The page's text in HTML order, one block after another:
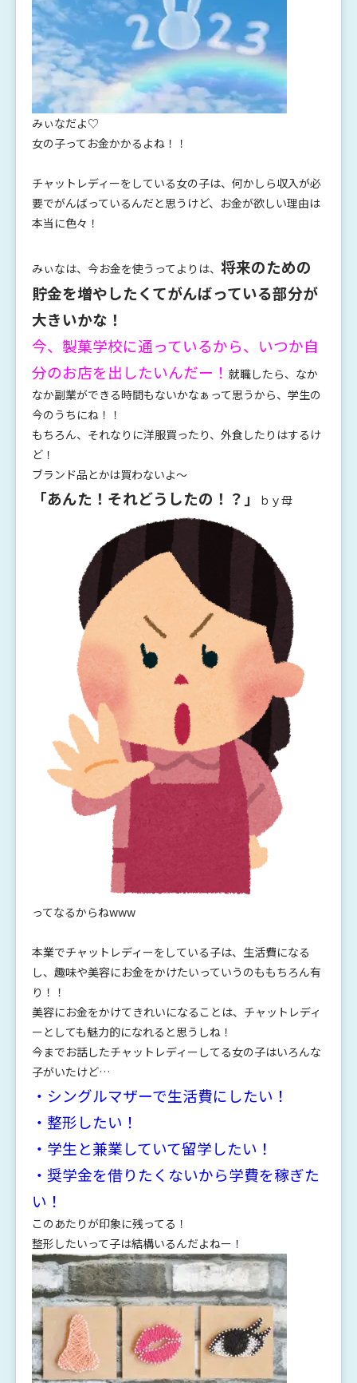
みぃなだよ♡
女の子ってお金かかるよね！！
チャットレディーをしている女の子は、何かしら収入が必
要でがんばっているんだと思うけど、お金が欲しい理由は
本当に色々！
みぃなは、今お金を使うってよりは、 将来のための
貯金を増やしたくてがんばっている部分が
大きいかな！
今、製菓学校に通っているから、いつか自
分のお店を出したいんだー！ 就職したら、なか
なか副業ができる時間もないかなぁって思うから、学生の
今のうちにね！！
もちろん、それなりに洋服買ったり、外食したりはするけ
ど！
ブランド品とかは買わないよ～
「あんた！それどうしたの！？」 ｂｙ母
ってなるからねwww
本業でチャットレディーをしている子は、生活費になる
し、趣味や美容にお金をかけたいっていうのももちろん有
り！！
美容にお金をかけてきれいになることは、チャットレディ
ーとしても魅力的になれると思うしね！
今までお話したチャットレディーしてる女の子はいろんな
子がいたけど…
・シングルマザーで生活費にしたい！
・整形したい！
・学生と兼業していて留学したい！
・奨学金を借りたくないから学費を稼ぎた
い！
このあたりが印象に残ってる！
整形したいって子は結構いるんだよねー！